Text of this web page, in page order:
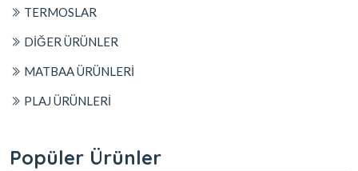
TERMOSLAR
DİĞER ÜRÜNLER
MATBAA ÜRÜNLERİ
PLAJ ÜRÜNLERİ
Popüler Ürünler